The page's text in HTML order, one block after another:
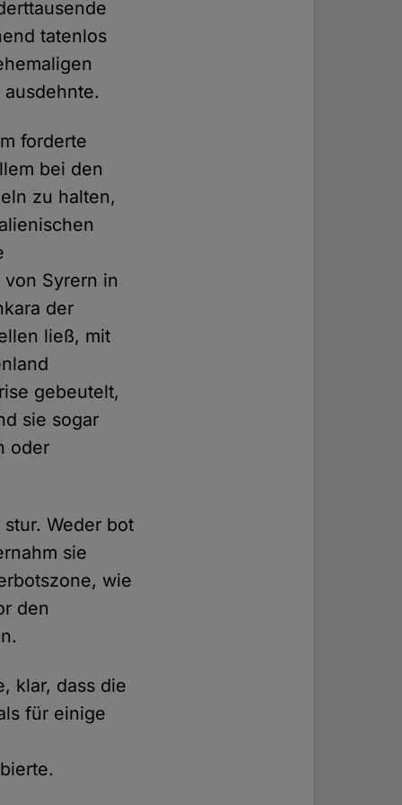
tatenlos
forderte
bei den
zu halten,
Syrern in
der
ließ, mit
gebeutelt,
sie sogar
oder
Weder bot
sie
wie
den
klar, dass die
für einige